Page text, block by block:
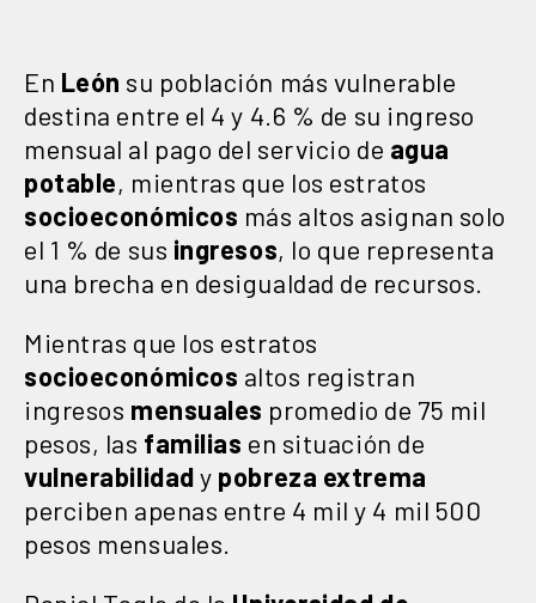
En León su población más vulnerable
destina entre el 4 y 4.6 % de su ingreso
mensual al pago del servicio de agua
potable, mientras que los estratos
socioeconómicos más altos asignan solo
el 1 % de sus ingresos, lo que representa
una brecha en desigualdad de recursos.
Mientras que los estratos
socioeconómicos altos registran
ingresos mensuales promedio de 75 mil
pesos, las familias en situación de
vulnerabilidady pobreza extrema
perciben apenas entre 4 mil y 4 mil 500
pesos mensuales.